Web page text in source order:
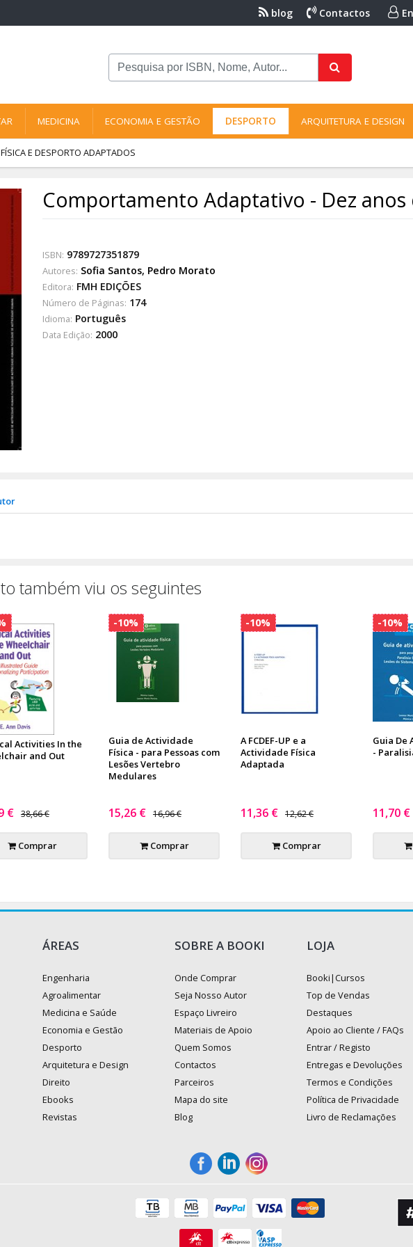
blog Contactos
MEDICINA ECONOMIA E GESTÃO DESPORTO ARQUITETURA E DESIGN
E DESPORTO ADAPTADOS
Comportamento Adaptativo - Dez anos
ISBN: 9789727351879
Autores: Sofia Santos, Pedro Morato
Editora: FMH EDIÇÕES
Número de Páginas: 174
Idioma: Português
Data Edição: 2000
também viu os seguintes
Activities In the
and Out
€ 38,66 €
Comprar
Guia de Actividade
Física - para Pessoas com
Lesões Vertebro
Medulares
15,26 € 16,96 €
Comprar
-10%
A FCDEF-UP e a
Actividade Física
Adaptada
11,36 € 12,62 €
Comprar
-10%
Guia De
-
11,70 €
-10%
ÁREAS
Engenharia
Agroalimentar
Medicina e Saúde
Economia e Gestão
Desporto
Arquitetura e Design
Direito
Ebooks
Revistas
SOBRE A BOOKI
Onde Comprar
Seja Nosso Autor
Espaço Livreiro
Materiais de Apoio
Quem Somos
Contactos
Parceiros
Mapa do site
Blog
LOJA
Booki|Cursos
Top de Vendas
Destaques
Apoio ao Cliente / FAQs
Entrar / Registo
Entregas e Devoluções
Termos e Condições
Política de Privacidade
Livro de Reclamações